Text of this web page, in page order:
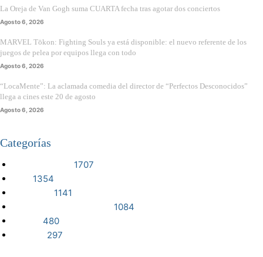
La Oreja de Van Gogh suma CUARTA fecha tras agotar dos conciertos
Agosto 6, 2026
MARVEL Tōkon: Fighting Souls ya está disponible: el nuevo referente de los
juegos de pelea por equipos llega con todo
Agosto 6, 2026
“LocaMente”: La aclamada comedia del director de “Perfectos Desconocidos”
llega a cines este 20 de agosto
Agosto 6, 2026
Categorías
1707
1354
1141
1084
480
297